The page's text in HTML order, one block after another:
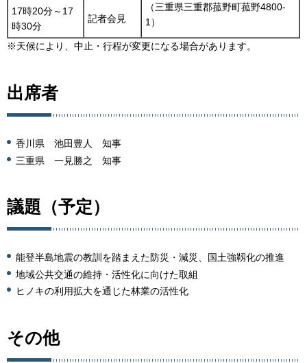
（三重県三重郡菰野町菰野4800-
1）
17時20分～17
時30分
記者会見
※天候により、中止・行程が変更になる場合があります。
出席者
香川県 池田豊人 知事
三重県 一見勝之 知事
議題（予定）
能登半島地震の教訓を踏まえた防災・減災、国土強靱化の推進
地域公共交通の維持・活性化に向けた取組
ヒノキの利用拡大を通じた林業の活性化
その他